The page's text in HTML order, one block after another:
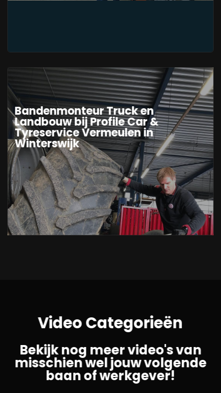
Bandenmonteur Truck en
Landbouw bij Profile Car &
Tyreservice Vermeulen in
Winterswijk
Video Categorieën
Bekijk nog meer video's van
misschien wel jouw volgende
baan of werkgever!